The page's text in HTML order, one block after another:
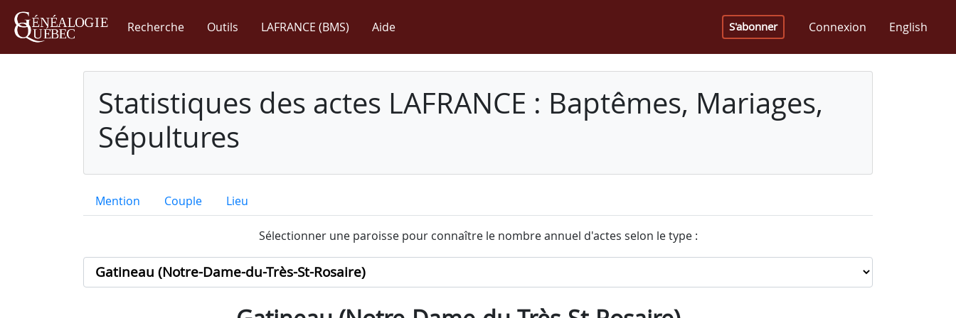
Recherche Outils LAFRANCE (BMS) Aide S'abonner Connexion English
Statistiques des actes LAFRANCE : Baptêmes, Mariages,
Sépultures
Mention Couple Lieu
Sélectionner une paroisse pour connaître le nombre annuel d'actes selon le type :